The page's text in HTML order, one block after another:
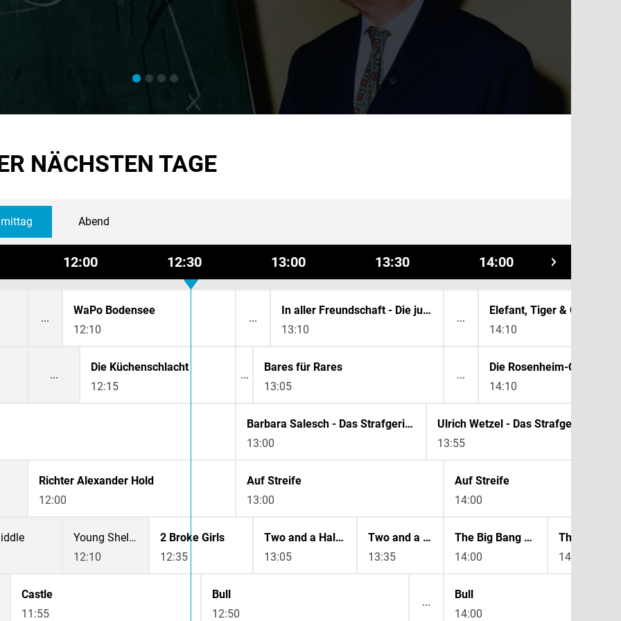
NÄCHSTEN TAGE
Abend
12:00 12:30 13:00 13:30 14:00
WaPo Bodensee
12:10
In aller Freundschaft - Die jungen Ärzte
13:10
Elefant, Tiger & Co.
14:10
Die Küchenschlacht
12:15
Bares für Rares
13:05
Die Rosenheim-Cops
14:10
Barbara Salesch - Das Strafgericht
13:00
Ulrich Wetzel - Das Strafgericht
13:55
Richter Alexander Hold
12:00
Auf Streife
13:00
Auf Streife
14:00
Young Sheldon
12:10
2 Broke Girls
12:35
Two and a Half Men
13:05
Two and a Half Men
13:35
The Big Bang Theory
14:00
14:30
Castle
11:55
Bull
12:50
Bull
14:00